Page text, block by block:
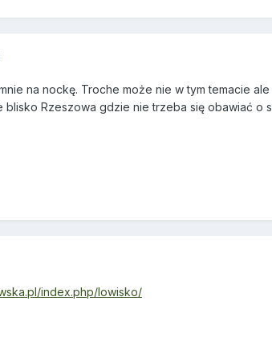
na nockę. Troche może nie w tym temacie
blisko Rzeszowa gdzie nie trzeba się obawiać o
index.php/lowisko/